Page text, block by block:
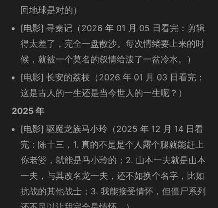
回地球是对的）
[电影] 寻秦记（2026 年 01 月 05 日看完：剪辑
得太差了，完全一盘散沙。每次情绪要上来的时
候，就被一个莫名的叙情给泼了一盆冷水。）
[电影] 长安的荔枝（2026 年 01 月 03 日看完：
这是古人的一生还是当今世人的一生呢？）
2025 年
[电影] 驱魔龙族马小玲（2025 年 12 月 14 日看
完：陈十三，1. 真的不是是个人露个腿就能赶上
你老婆，就能是马小玲的；2. 山本一夫就是山本
一夫，与其改名龙一夫，还不如换个名字，比如
抗战的其他战士；3. 我能接受情怀，但僵尸系列